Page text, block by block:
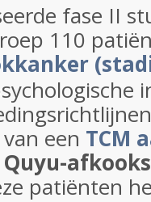
fase II
110
een TCM
Quyu-
patiënten